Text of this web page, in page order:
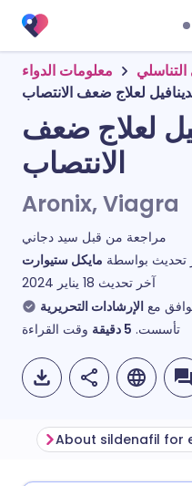
معلومات الدواء
لعلاج ضعف الانتصاب
لعلاج ضعف
الانتصاب
Aronix, Viagra
مراجعة من قبل سيد دجاني
تحديث بواسطة
آخر تحديث 18 يناير 2024
مع الإرشادات التحريرية
تأسست. 5 دقيقة وقت القراءة